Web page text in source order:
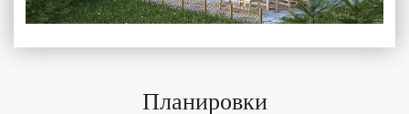
Планировки